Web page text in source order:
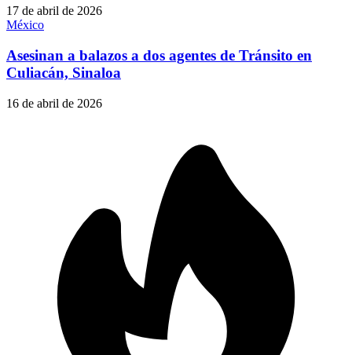
17 de abril de 2026
México
Asesinan a balazos a dos agentes de Tránsito en
Culiacán, Sinaloa
16 de abril de 2026